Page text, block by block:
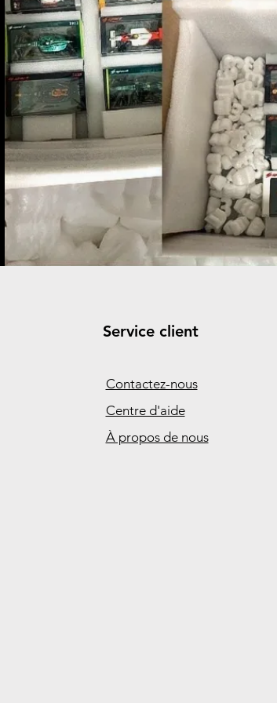
Service client
Contactez-nous
Centre d'aide
À propos de nous